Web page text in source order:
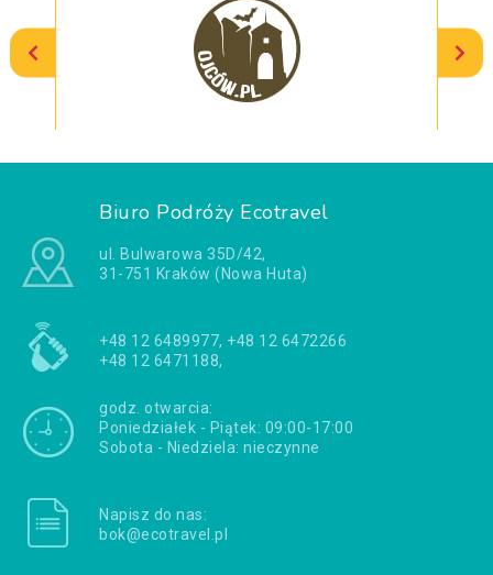
Biuro Podróży Ecotravel
ul. Bulwarowa 35D/42,
31-751 Kraków (Nowa Huta)
+48 12 6489977, +48 12 6472266
+48 12 6471188,
godz. otwarcia:
Poniedziałek - Piątek: 09:00-17:00
Sobota - Niedziela: nieczynne
Napisz do nas:
bok@ecotravel.pl